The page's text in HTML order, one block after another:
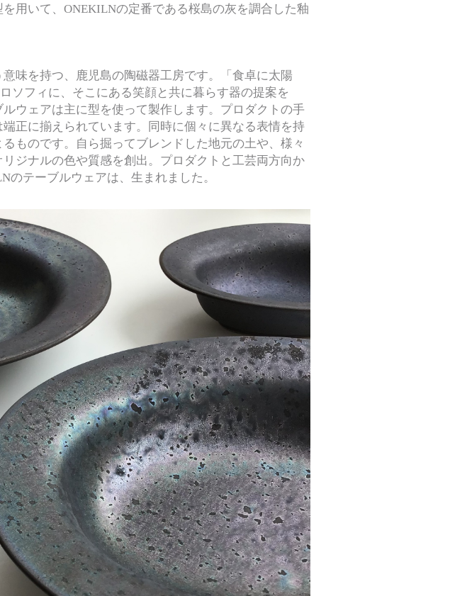
用いて、ONEKILNの定番である桜島の灰を調合した釉
味を持つ、鹿児島の陶磁器工房です。「食卓に太陽
ソフィに、そこにある笑顔と共に暮らす器の提案を
ウェアは主に型を使って製作します。プロダクトの手
正に揃えられています。同時に個々に異なる表情を持
ものです。自ら掘ってブレンドした地元の土や、様々
ジナルの色や質感を創出。プロダクトと工芸両方向か
のテーブルウェアは、生まれました。